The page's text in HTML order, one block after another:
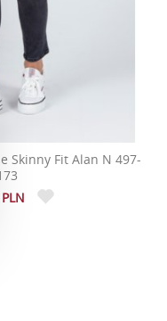
Skinny Fit Alan N 497-
PLN